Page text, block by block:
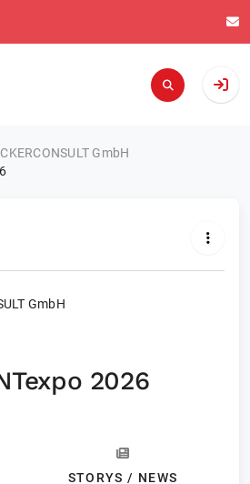
GmbH
GmbH
2026
STORYS / NEWS